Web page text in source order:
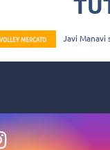
VOLLEY MERCATO Javi Manavi